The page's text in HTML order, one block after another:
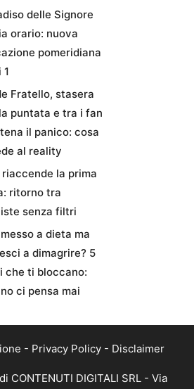
delle Signore
orario: nuova
pomeridiana
1
Fratello, stasera
puntata e tra i fan
il panico: cosa
al reality
riaccende la prima
ritorno tra
senza filtri
a dieta ma
a dimagrire? 5
che ti bloccano:
ci pensa mai
- Privacy Policy - Disclaimer
CONTENUTI DIGITALI SRL - Via